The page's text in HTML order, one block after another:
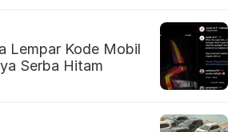
Lempar Kode Mobil
Serba Hitam